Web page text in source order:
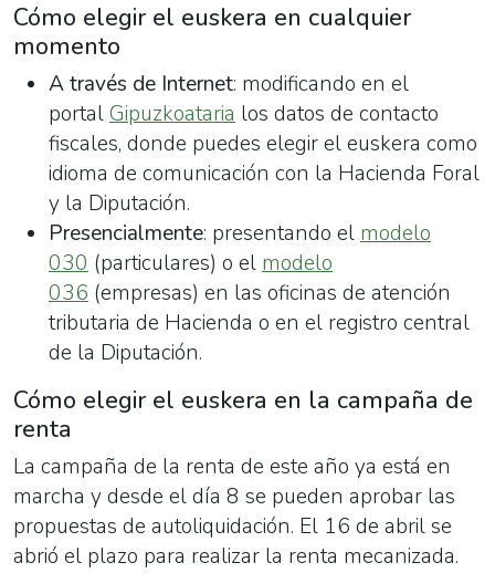
Cómo elegir el euskera en cualquier
momento
A través de Internet: modificando en el
portalGipuzkoataria los datos de contacto
fiscales, donde puedes elegir el euskera como
idioma de comunicación con la Hacienda Foral
y la Diputación.
Presencialmente: presentando el modelo
030 (particulares) o el modelo
036 (empresas) en las oficinas de atención
tributaria de Hacienda o en el registro central
de la Diputación.
Cómo elegir el euskera en la campaña de
renta
La campaña de la renta de este año ya está en
marcha y desde el día 8 se pueden aprobar las
propuestas de autoliquidación. El 16 de abril se
abrió el plazo para realizar la renta mecanizada.